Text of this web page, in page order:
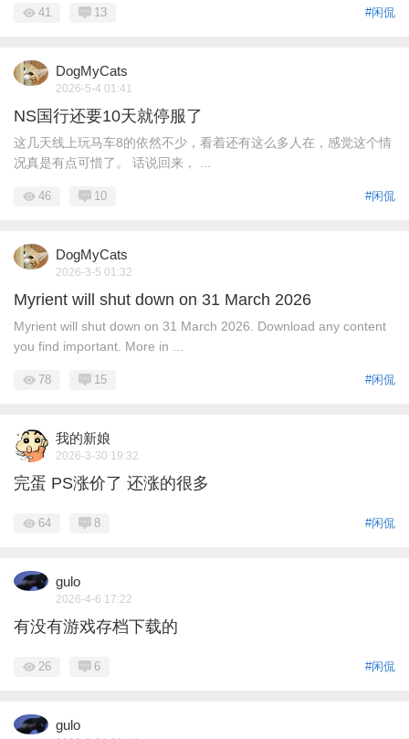
#闲侃
41 13
DogMyCats
2026-5-4 01:41
NS国行还要10天就停服了
这几天线上玩马车8的依然不少，看着还有这么多人在，感觉这个情
况真是有点可惜了。 话说回来， ...
#闲侃
46 10
DogMyCats
2026-3-5 01:32
Myrient will shut down on 31 March 2026
Myrient will shut down on 31 March 2026. Download any content
you find important. More in ...
#闲侃
78 15
我的新娘
2026-3-30 19:32
完蛋 PS涨价了 还涨的很多
#闲侃
64 8
gulo
2026-4-6 17:22
有没有游戏存档下载的
#闲侃
26 6
gulo